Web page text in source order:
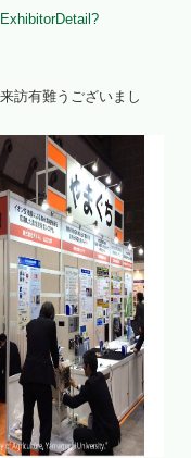
訪有難うございまし